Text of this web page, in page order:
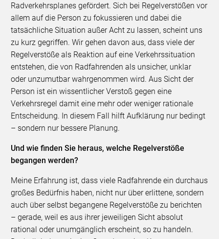
Radverkehrsplanes gefördert. Sich bei Regelverstößen vor
allem auf die Person zu fokussieren und dabei die
tatsächliche Situation außer Acht zu lassen, scheint uns
zu kurz gegriffen. Wir gehen davon aus, dass viele der
Regelverstöße als Reaktion auf eine Verkehrssituation
entstehen, die von Radfahrenden als unsicher, unklar
oder unzumutbar wahrgenommen wird. Aus Sicht der
Person ist ein wissentlicher Verstoß gegen eine
Verkehrsregel damit eine mehr oder weniger rationale
Entscheidung. In diesem Fall hilft Aufklärung nur bedingt
– sondern nur bessere Planung.
Und wie finden Sie heraus, welche Regelverstöße
begangen werden?
Meine Erfahrung ist, dass viele Radfahrende ein durchaus
großes Bedürfnis haben, nicht nur über erlittene, sondern
auch über selbst begangene Regelverstöße zu berichten
– gerade, weil es aus ihrer jeweiligen Sicht absolut
rational oder unumgänglich erscheint, so zu handeln.